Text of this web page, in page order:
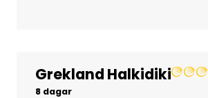
Gruppresor
Grekland Halkidiki
8 dagar